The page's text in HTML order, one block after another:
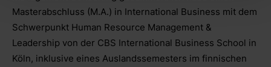
Masterabschluss (M.A.) in International Business mit dem
Schwerpunkt Human Resource Management &
Leadership von der CBS International Business School in
Köln, inklusive eines Auslandssemesters im finnischen